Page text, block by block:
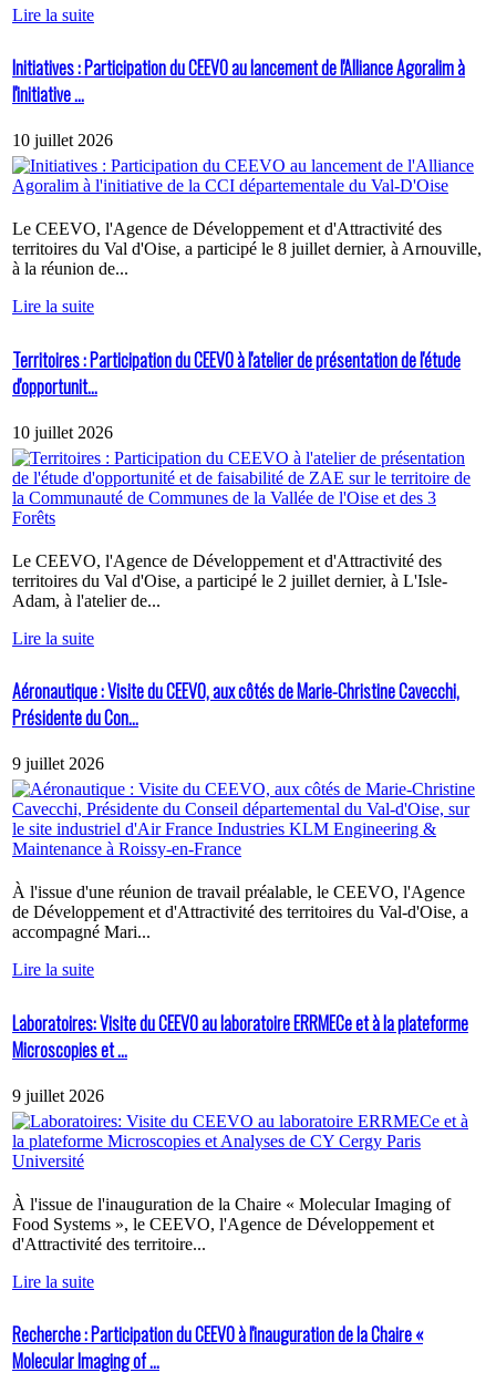
Lire la suite
Initiatives : Participation du CEEVO au lancement de l'Alliance Agoralim à
l'initiative ...
10 juillet 2026
Le CEEVO, l'Agence de Développement et d'Attractivité des
territoires du Val d'Oise, a participé le 8 juillet dernier, à Arnouville,
à la réunion de...
Lire la suite
Territoires : Participation du CEEVO à l'atelier de présentation de l'étude
d'opportunit...
10 juillet 2026
Le CEEVO, l'Agence de Développement et d'Attractivité des
territoires du Val d'Oise, a participé le 2 juillet dernier, à L'Isle-
Adam, à l'atelier de...
Lire la suite
Aéronautique : Visite du CEEVO, aux côtés de Marie-Christine Cavecchi,
Présidente du Con...
9 juillet 2026
À l'issue d'une réunion de travail préalable, le CEEVO, l'Agence
de Développement et d'Attractivité des territoires du Val-d'Oise, a
accompagné Mari...
Lire la suite
Laboratoires: Visite du CEEVO au laboratoire ERRMECe et à la plateforme
Microscopies et ...
9 juillet 2026
À l'issue de l'inauguration de la Chaire « Molecular Imaging of
Food Systems », le CEEVO, l'Agence de Développement et
d'Attractivité des territoire...
Lire la suite
Recherche : Participation du CEEVO à l'inauguration de la Chaire «
Molecular Imaging of ...